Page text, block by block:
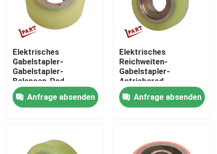
Nach Hause
Über uns
Elektrisches
Gabelstapler-
Gabelstapler-
Balancen-Rad
178x73x72mm der
Reichweiten-6FBR
Anfrage absenden
Elektrisches
Reichweiten-
Gabelstapler-
Antriebsrad-
Balancen-Rad
178x73x72mm
Anfrage absenden